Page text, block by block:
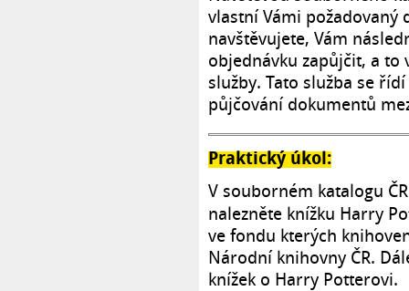
vlastní Vámi požadovaný
navštěvujete, Vám
objednávku zapůjčit, a
služby. Tato služba se
půjčování dokumentů
Praktický úkol:
V souborném katalogu
nalezněte knížku Harry
ve fondu kterých
Národní knihovny ČR.
knížek o Harry Potterovi.